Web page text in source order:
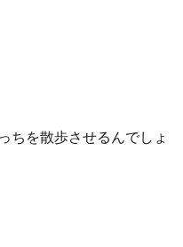
ちを散歩させるんでしょ